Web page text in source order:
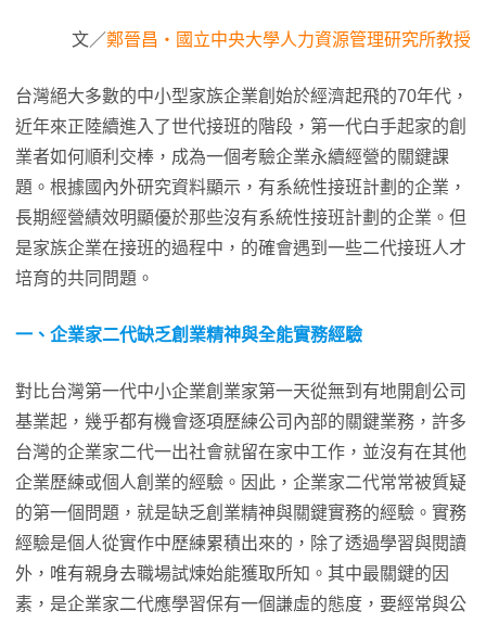
文／鄭晉昌‧國立中央大學人力資源管理研究所教授
台灣絕大多數的中小型家族企業創始於經濟起飛的70年代，
近年來正陸續進入了世代接班的階段，第一代白手起家的創
業者如何順利交棒，成為一個考驗企業永續經營的關鍵課
題。根據國內外研究資料顯示，有系統性接班計劃的企業，
長期經營績效明顯優於那些沒有系統性接班計劃的企業。但
是家族企業在接班的過程中，的確會遇到一些二代接班人才
培育的共同問題。
一、企業家二代缺乏創業精神與全能實務經驗
對比台灣第一代中小企業創業家第一天從無到有地開創公司
基業起，幾乎都有機會逐項歷練公司內部的關鍵業務，許多
台灣的企業家二代一出社會就留在家中工作，並沒有在其他
企業歷練或個人創業的經驗。因此，企業家二代常常被質疑
的第一個問題，就是缺乏創業精神與關鍵實務的經驗。實務
經驗是個人從實作中歷練累積出來的，除了透過學習與閱讀
外，唯有親身去職場試煉始能獲取所知。其中最關鍵的因
素，是企業家二代應學習保有一個謙虛的態度，要經常與公